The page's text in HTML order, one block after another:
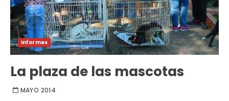
Informes
La plaza de las mascotas
MAYO 2014